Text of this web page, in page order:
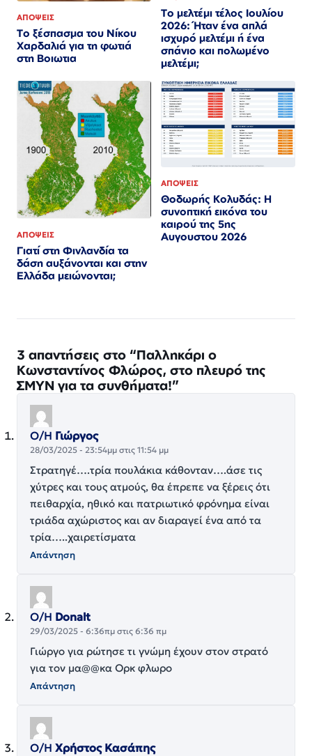
ΑΠΟΨΕΙΣ
Το ξέσπασμα του Νίκου
Χαρδαλιά για τη φωτιά
στη Βοιωτια
Το μελτέμι τέλος Ιουλίου
2026: Ήταν ένα απλά
ισχυρό μελτέμι ή ένα
σπάνιο και πολωμένο
μελτέμι;
ΑΠΟΨΕΙΣ
Γιατί στη Φινλανδία τα
δάση αυξάνονται και στην
Ελλάδα μειώνονται;
ΑΠΟΨΕΙΣ
Θοδωρής Κολυδάς: Η
συνοπτική εικόνα του
καιρού της 5ης
Αυγουστου 2026
3 απαντήσεις στο “Παλληκάρι ο
Κωνσταντίνος Φλώρος, στο πλευρό της
ΣΜΥΝ για τα συνθήματα!”
Ο/Η Γιώργος
28/03/2025 - 23:54μμ στις 11:54 μμ
Στρατηγέ….τρία πουλάκια κάθονταν….άσε τις
χύτρες και τους ατμούς, θα έπρεπε να ξέρεις ότι
πειθαρχία, ηθικό και πατριωτικό φρόνημα είναι
τριάδα αχώριστος και αν διαραγεί ένα από τα
τρία…..χαιρετίσματα
Απάντηση
Ο/Η Donalt
29/03/2025 - 6:36πμ στις 6:36 πμ
Γιώργο για ρώτησε τι γνώμη έχουν στον στρατό
για τον μα@@κα Ορκ φλωρο
Απάντηση
Ο/Η Χρήστος Κασάπης